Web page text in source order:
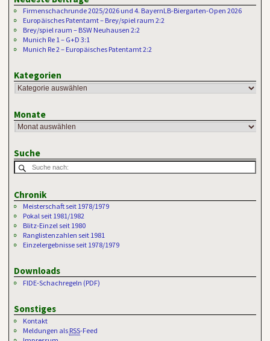
Firmenschachrunde 2025/2026 und 4. BayernLB-Biergarten-Open 2026
Europäisches Patentamt – Brey/spiel raum 2:2
Brey/spiel raum – BSW Neuhausen 2:2
Munich Re 1 – G+D 3:1
Munich Re 2 – Europäisches Patentamt 2:2
Kategorien
Monate
Suche
Chronik
Meisterschaft seit 1978/1979
Pokal seit 1981/1982
Blitz-Einzel seit 1980
Ranglistenzahlen seit 1981
Einzelergebnisse seit 1978/1979
Downloads
FIDE-Schachregeln (PDF)
Sonstiges
Kontakt
Meldungen als RSS-Feed